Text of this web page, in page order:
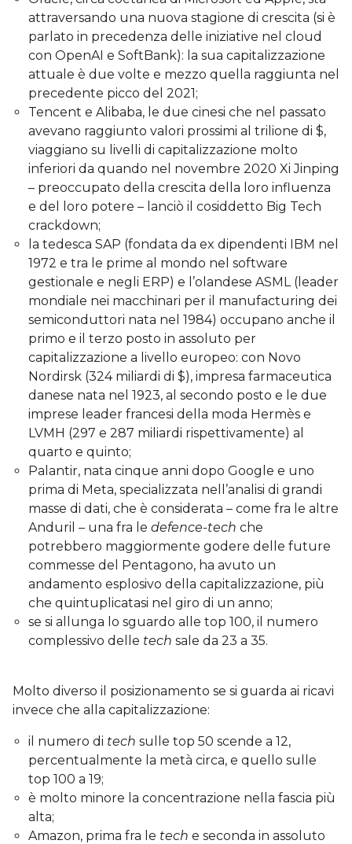
attraversando una nuova stagione di crescita (si è
parlato in precedenza delle iniziative nel cloud
con OpenAI e SoftBank): la sua capitalizzazione
attuale è due volte e mezzo quella raggiunta nel
precedente picco del 2021;
Tencent e Alibaba, le due cinesi che nel passato
avevano raggiunto valori prossimi al trilione di $,
viaggiano su livelli di capitalizzazione molto
inferiori da quando nel novembre 2020 Xi Jinping
– preoccupato della crescita della loro influenza
e del loro potere – lanciò il cosiddetto Big Tech
crackdown;
la tedesca SAP (fondata da ex dipendenti IBM nel
1972 e tra le prime al mondo nel software
gestionale e negli ERP) e l’olandese ASML (leader
mondiale nei macchinari per il manufacturing dei
semiconduttori nata nel 1984) occupano anche il
primo e il terzo posto in assoluto per
capitalizzazione a livello europeo: con Novo
Nordirsk (324 miliardi di $), impresa farmaceutica
danese nata nel 1923, al secondo posto e le due
imprese leader francesi della moda Hermès e
LVMH (297 e 287 miliardi rispettivamente) al
quarto e quinto;
Palantir, nata cinque anni dopo Google e uno
prima di Meta, specializzata nell’analisi di grandi
masse di dati, che è considerata – come fra le altre
Anduril – una fra le defence-tech che
potrebbero maggiormente godere delle future
commesse del Pentagono, ha avuto un
andamento esplosivo della capitalizzazione, più
che quintuplicatasi nel giro di un anno;
se si allunga lo sguardo alle top 100, il numero
complessivo delle tech sale da 23 a 35.
Molto diverso il posizionamento se si guarda ai ricavi
invece che alla capitalizzazione:
il numero di tech sulle top 50 scende a 12,
percentualmente la metà circa, e quello sulle
top 100 a 19;
è molto minore la concentrazione nella fascia più
alta;
Amazon, prima fra le tech e seconda in assoluto